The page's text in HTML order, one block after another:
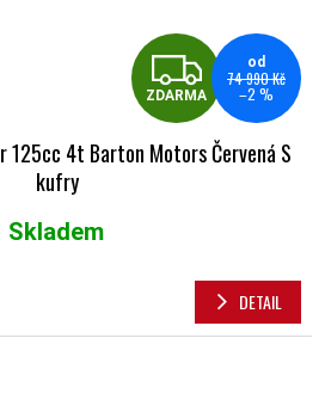
ZDARMA
od
74 990 Kč
–2 %
125cc 4t Barton Motors Červená S
kufry
je 5,0 z 5 hvězdiček.
Skladem
DETAIL